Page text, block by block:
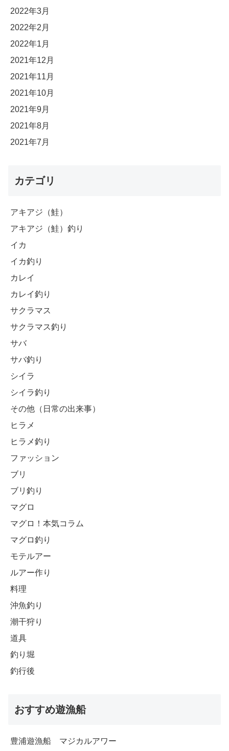
2022年3月
2022年2月
2022年1月
2021年12月
2021年11月
2021年10月
2021年9月
2021年8月
2021年7月
カテゴリ
アキアジ（鮭）
アキアジ（鮭）釣り
イカ
イカ釣り
カレイ
カレイ釣り
サクラマス
サクラマス釣り
サバ
サバ釣り
シイラ
シイラ釣り
その他（日常の出来事）
ヒラメ
ヒラメ釣り
ファッション
ブリ
ブリ釣り
マグロ
マグロ！本気コラム
マグロ釣り
モテルアー
ルアー作り
料理
沖魚釣り
潮干狩り
道具
釣り堀
釣行後
おすすめ遊漁船
豊浦遊漁船 マジカルアワー